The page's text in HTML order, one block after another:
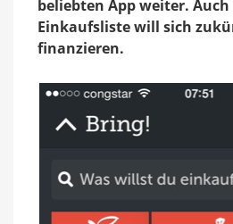
Abo-
Modell
beliebten App weiter. Auch
Einkaufsliste will sich
finanzieren.